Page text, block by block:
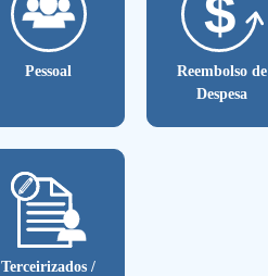
Pessoal
Reembolso de
Despesa
Terceirizados /